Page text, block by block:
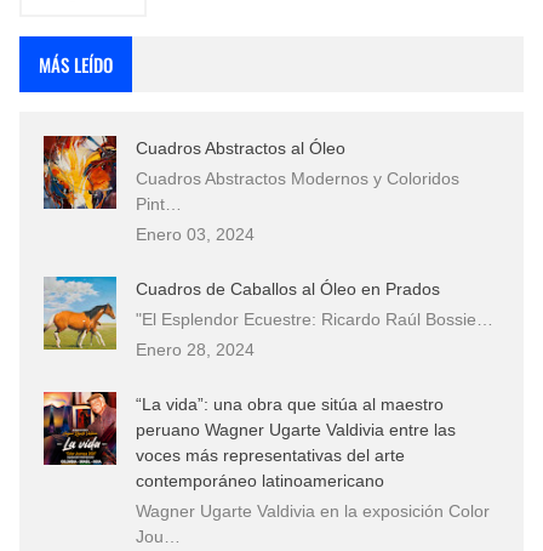
MÁS LEÍDO
Cuadros Abstractos al Óleo
Cuadros Abstractos Modernos y Coloridos
Pint…
Enero 03, 2024
Cuadros de Caballos al Óleo en Prados
"El Esplendor Ecuestre: Ricardo Raúl Bossie…
Enero 28, 2024
“La vida”: una obra que sitúa al maestro
peruano Wagner Ugarte Valdivia entre las
voces más representativas del arte
contemporáneo latinoamericano
Wagner Ugarte Valdivia en la exposición Color
Jou…